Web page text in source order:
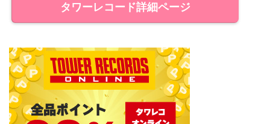
タワーレコード詳細ページ